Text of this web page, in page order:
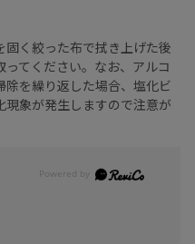
く絞った布で拭き上げた後
てください。なお、アルコ
を繰り返した場合、塩化ビ
象が発生しますので注意が